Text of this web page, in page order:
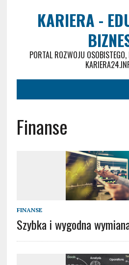
KARIERA -
PORTAL ROZWOJU
Finanse
FINANSE
Szybka i wygodna